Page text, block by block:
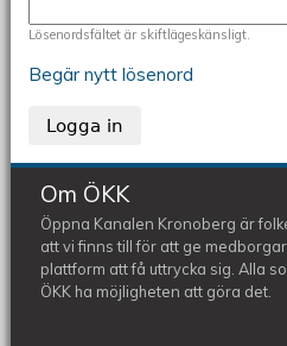
Lösenordsfältet är skiftlägeskänsligt.
Begär nytt lösenord
Om ÖKK
Öppna Kanalen Kronoberg är
att vi finns till för att ge
plattform att få uttrycka sig. Alla
ÖKK ha möjligheten att göra det.